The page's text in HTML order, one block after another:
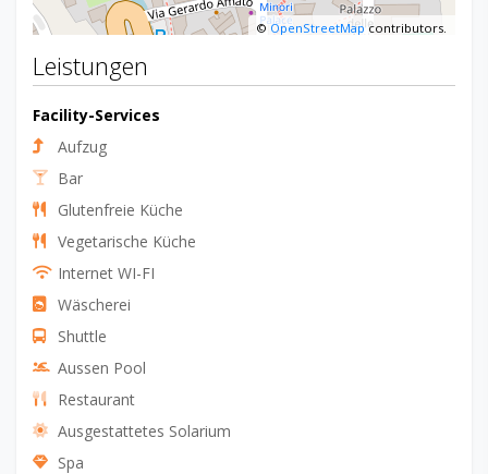
©OpenStreetMapcontributors.
Leistungen
Facility-Services
Aufzug
Bar
Glutenfreie Küche
Vegetarische Küche
Internet WI-FI
Wäscherei
Shuttle
Aussen Pool
Restaurant
Ausgestattetes Solarium
Spa